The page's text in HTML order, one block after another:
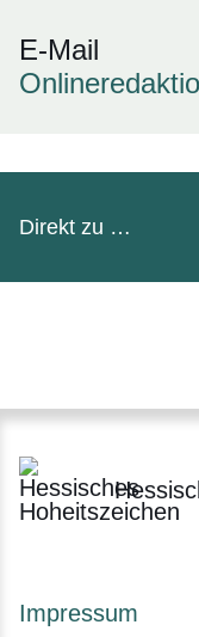
E-Mail
Direkt zu …
Impressum